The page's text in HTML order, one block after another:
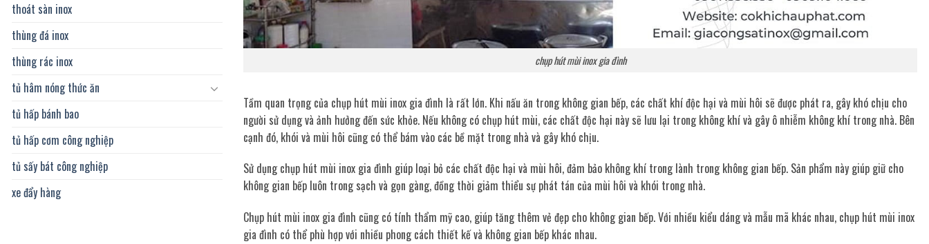
thoát sàn inox
thùng đá inox
thùng rác inox
tủ hâm nóng thức ăn
tủ hấp bánh bao
tủ hấp cơm công nghiệp
tủ sấy bát công nghiệp
xe đẩy hàng
chụp hút mùi inox gia đình
Tầm quan trọng của chụp hút mùi inox gia đình là rất lớn. Khi nấu ăn trong không gian bếp, các chất khí độc hại và mùi hôi sẽ được phát ra, gây khó chịu cho
người sử dụng và ảnh hưởng đến sức khỏe. Nếu không có chụp hút mùi, các chất độc hại này sẽ lưu lại trong không khí và gây ô nhiễm không khí trong nhà. Bên
cạnh đó, khói và mùi hôi cũng có thể bám vào các bề mặt trong nhà và gây khó chịu.
Sử dụng chụp hút mùi inox gia đình giúp loại bỏ các chất độc hại và mùi hôi, đảm bảo không khí trong lành trong không gian bếp. Sản phẩm này giúp giữ cho
không gian bếp luôn trong sạch và gọn gàng, đồng thời giảm thiểu sự phát tán của mùi hôi và khói trong nhà.
Chụp hút mùi inox gia đình cũng có tính thẩm mỹ cao, giúp tăng thêm vẻ đẹp cho không gian bếp. Với nhiều kiểu dáng và mẫu mã khác nhau, chụp hút mùi inox
gia đình có thể phù hợp với nhiều phong cách thiết kế và không gian bếp khác nhau.